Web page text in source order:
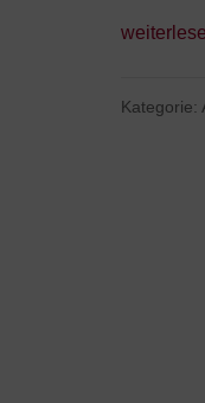
Kategorie: